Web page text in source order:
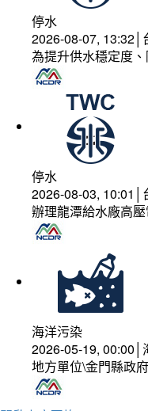
停水
2026-08-07, 13:32│
為提升供水穩定度
停水
2026-08-03, 10:01│
辦理龍潭給水廠高
海洋污染
2026-05-19, 00:00│
地方單位\金門縣政